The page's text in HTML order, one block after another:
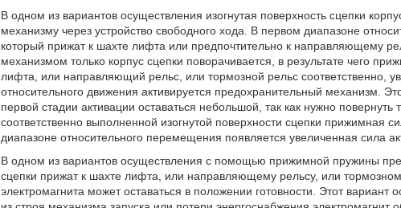
В одном из вариантов осуществления изогнутая поверхность сцепки
механизму через устройство свободного хода. В первом диапазоне
который прижат к шахте лифта или предпочтительно к направляющему
механизмом только корпус сцепки поворачивается, в результате чего
лифта, или направляющий рельс, или тормозной рельс соответственно,
относительного движения активируется предохранительный механизм.
первой стадии активации оставаться небольшой, так как нужно
соответственно выполненной изогнутой поверхности сцепки прижимная
диапазоне относительного перемещения появляется увеличенная сила
В одном из вариантов осуществления с помощью прижимной пружины
сцепки прижат к шахте лифта, или направляющему рельсу, или
электромагнита может оставаться в положении готовности. Этот